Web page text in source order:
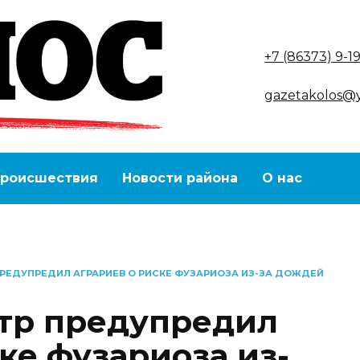
+7 (86373) 9-
Новости района О нас
АГРАРИЕВ О РИСКЕ ФУЗАРИОЗА ИЗ-ЗА ДОЖДЕЙ
предупредил